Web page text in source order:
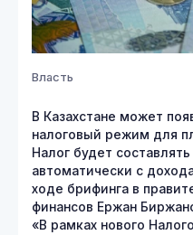
Власть
В Казахстане может
налоговый режим для
Налог будет
автоматически с
ходе брифинга в
финансов Ержан
«В рамках нового